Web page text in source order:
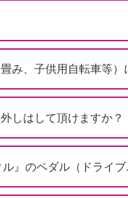
み、子供用自転車等
しはして頂けますか？
』のペダル（ドライ